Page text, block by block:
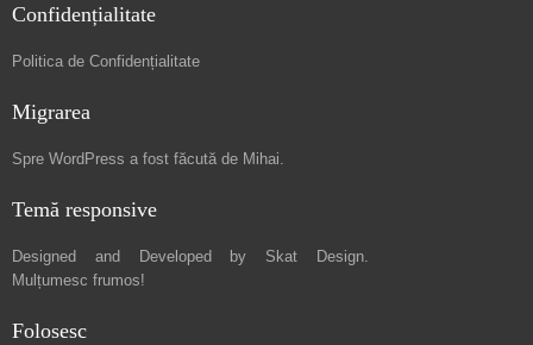
Confidențialitate
Politica de Confidențialitate
Migrarea
Spre WordPress a fost făcută de Mihai.
Temă responsive
Designed and Developed by Skat Design.
Mulțumesc frumos!
Folosesc